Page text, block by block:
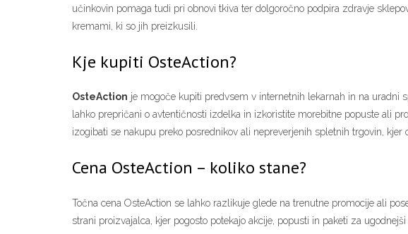
učinkovin pomaga tudi pri obnovi tkiva ter dolgoročno podpira zdravje
kremami, ki so jih preizkusili.
Kje kupiti OsteAction?
OsteAction je mogoče kupiti predvsem v internetnih lekarnah in na uradni
lahko prepričani o avtentičnosti izdelka in izkoristite morebitne popuste ali
izogibati se nakupu preko posrednikov ali nepreverjenih spletnih trgovin, kjer
Cena OsteAction – koliko stane?
Točna cena OsteAction se lahko razlikuje glede na trenutne promocije ali
strani proizvajalca, kjer pogosto potekajo akcije, popusti in paketi za